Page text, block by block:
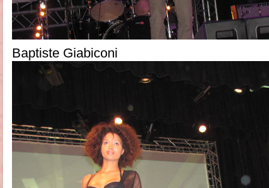
Baptiste Giabiconi